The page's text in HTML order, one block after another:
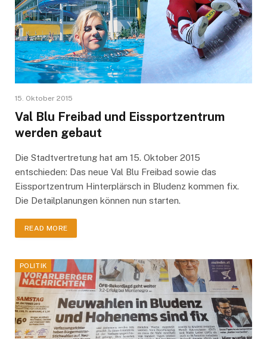
15. Oktober 2015
Val Blu Freibad und Eissportzentrum
werden gebaut
Die Stadtvertretung hat am 15. Oktober 2015
entschieden: Das neue Val Blu Freibad sowie das
Eissportzentrum Hinterplärsch in Bludenz kommen fix.
Die Detailplanungen können nun starten.
READ MORE
POLITIK